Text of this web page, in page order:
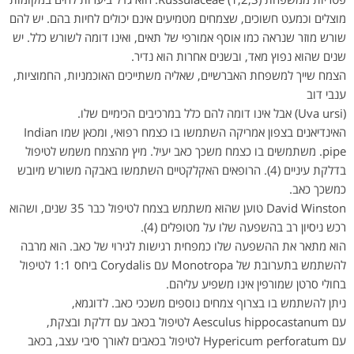
מוצלים וכמעט חשוכים, שצמחים מטמיעים אינם יכולים לחיות בהם. יש להם
שורש מוזר שנראה כמו אוסף אמורפי של תאים, ואינו דומה לשורש כלל. יש
שנים שהוא נפוץ מאד, ובשנים אחרות הוא נדיר.
הצמח שייך למשפחת האברשיים, שאליה משתייכים האוכמניות, החמוציות,
ענבי דוב
(Uva ursi) אבל אינו דומה להם כלל במרכיבים הכימיים שלו.
האינדיאנים בצפון אמריקה השתמשו בו כצמח רפואי, ומכאן שמו Indian
pipe. משתמשים בו כצמח משכך כאב יעיל. מיץ מהצמח משמש לטיפול
בדלקת עיניים (4). הרופאים האקלקטיים השתמשו באבקה משורש מיובש
כמשכך כאב.
David Winston טוען שהוא משתמש בצמח לטיפול כבר 35 שנים, ושהוא
רכש ניסיון רב בהשפעה שלו על מטופלים (4).
הוא מתאר את ההשפעה שלו כמפחית רגישות לגירוי של כאב. הוא מרבה
להשתמש בתערובת של Monotropa עם Corydalis ביחס 1:1 לטיפול
בחולי סרטן שמורפין אינו משפיע עליהם.
ניתן להשתמש בו בצרוף צמחים נוספים משככי כאב. לדוגמא,
עם Aesculus hippocastanum לטיפול בכאב עם דלקת ובצקת,
עם Hypericum perforatum לטיפול בכאבים לאורך סיבי עצב, בכאב